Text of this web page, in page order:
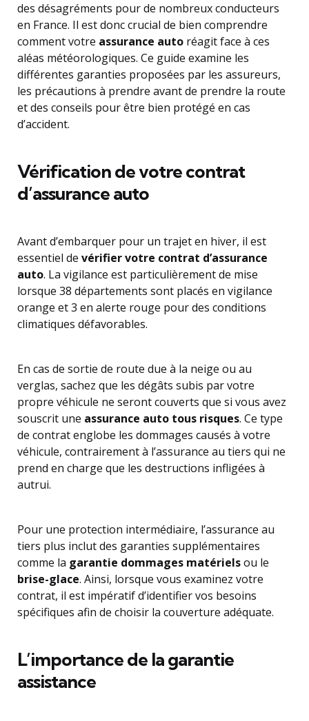
des désagréments pour de nombreux conducteurs
en France. Il est donc crucial de bien comprendre
comment votre assurance auto réagit face à ces
aléas météorologiques. Ce guide examine les
différentes garanties proposées par les assureurs,
les précautions à prendre avant de prendre la route
et des conseils pour être bien protégé en cas
d’accident.
Vérification de votre contrat
d’assurance auto
Avant d’embarquer pour un trajet en hiver, il est
essentiel de vérifier votre contrat d’assurance
auto. La vigilance est particulièrement de mise
lorsque 38 départements sont placés en vigilance
orange et 3 en alerte rouge pour des conditions
climatiques défavorables.
En cas de sortie de route due à la neige ou au
verglas, sachez que les dégâts subis par votre
propre véhicule ne seront couverts que si vous avez
souscrit une assurance auto tous risques. Ce type
de contrat englobe les dommages causés à votre
véhicule, contrairement à l’assurance au tiers qui ne
prend en charge que les destructions infligées à
autrui.
Pour une protection intermédiaire, l’assurance au
tiers plus inclut des garanties supplémentaires
comme la garantie dommages matérielsou le
brise-glace. Ainsi, lorsque vous examinez votre
contrat, il est impératif d’identifier vos besoins
spécifiques afin de choisir la couverture adéquate.
L’importance de la garantie
assistance